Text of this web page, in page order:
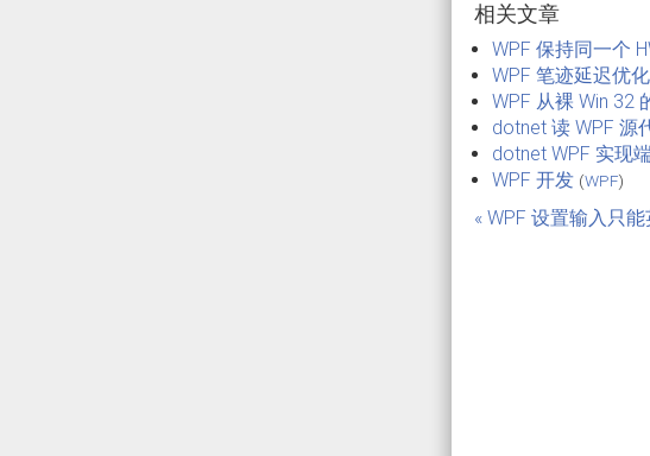
相关文章
WPF 保持同一个
WPF 笔迹延迟优
WPF 从裸 Win 32
dotnet 读 WPF 源
dotnet WPF 实现
WPF 开发 (WPF)
« WPF 设置输入只能